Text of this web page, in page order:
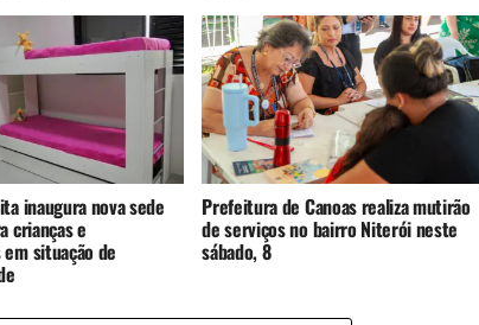
inaugura nova sede
crianças e
situação de
Prefeitura de Canoas realiza mutirão
de serviços no bairro Niterói neste
sábado, 8